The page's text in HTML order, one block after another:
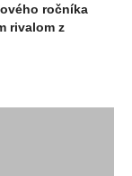
ročníka
rivalom z